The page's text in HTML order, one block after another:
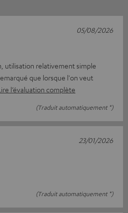
utilisation relativement simple
que lorsque l'on veut
l’évaluation complète
(Traduit automatiquement *)
05/08/2026
(Traduit automatiquement *)
23/01/2026